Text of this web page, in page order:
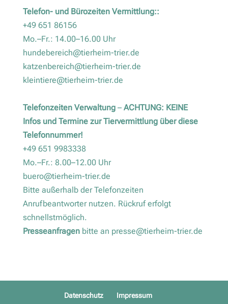
Telefon- und Bürozeiten Vermittlung::
+49 651 86156
Mo.–Fr.: 14.00–16.00 Uhr
hundebereich@tierheim-trier.de
katzenbereich@tierheim-trier.de
kleintiere@tierheim-trier.de
Telefonzeiten Verwaltung– ACHTUNG: KEINE
Infos und Termine zur Tiervermittlung über diese
Telefonnummer!
+49 651 9983338
Mo.–Fr.: 8.00–12.00 Uhr
buero@tierheim-trier.de
Bitte außerhalb der Telefonzeiten
Anrufbeantworter nutzen. Rückruf erfolgt
schnellstmöglich.
Presseanfragen bitte an presse@tierheim-trier.de
Datenschutz Impressum